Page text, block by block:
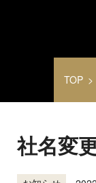
TOP
社名変